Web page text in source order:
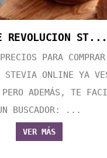
REVOLUCION ST...
PARA
STEVIA ONLINE YA
ADEMÁS, TE
BUSCADOR: ...
VER MÁS